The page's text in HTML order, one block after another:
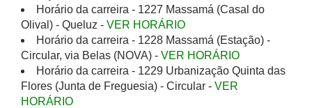
Horário da carreira - 1227 Massamá (Casal do
Olival) - Queluz - VER HORÁRIO
Horário da carreira - 1228 Massamá (Estação) -
Circular, via Belas (NOVA) - VER HORÁRIO
Horário da carreira - 1229 Urbanização Quinta das
Flores (Junta de Freguesia) - Circular - VER
HORÁRIO